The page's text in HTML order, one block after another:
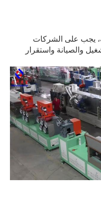
يجب على الشركات
والصيانة واستقرار